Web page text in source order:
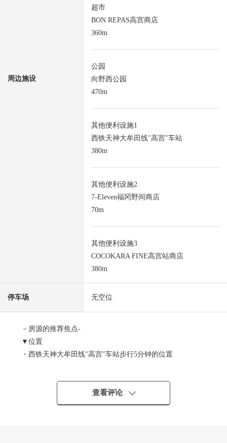
周边施设
超市
BON REPAS高宫商店
360m
公园
向野西公园
470m
其他便利设施1
西铁天神大牟田线"高宫"车站
380m
其他便利设施2
7-Eleven福冈野间商店
70m
其他便利设施3
COCOKARA FINE高宫站商店
380m
停车场 无空位
－房源的推荐焦点-
▼位置
・西铁天神大牟田线"高宫"车站步行5分钟的位置
・2020年9月築的築浅物件
▼带租约的房子房源━━━━━━━━━━・・・・・
・每月费用租金：6万3000日元
查看评论